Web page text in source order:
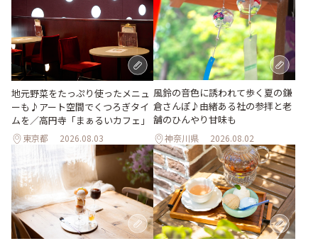
地元野菜をたっぷり使ったメニュ
ーも♪アート空間でくつろぎタイ
ムを／高円寺「まぁるいカフェ」
東京都 2026.08.03
風鈴の音色に誘われて歩く夏の鎌
倉さんぽ♪由緒ある社の参拝と老
舗のひんやり甘味も
神奈川県 2026.08.02